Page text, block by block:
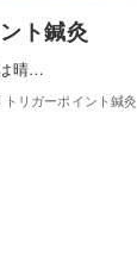
ト鍼灸
晴…
トリガーポイント鍼灸